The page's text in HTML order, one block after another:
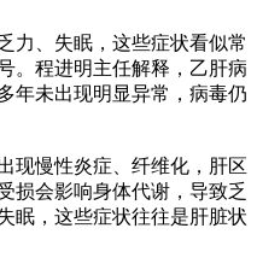
、失眠，这些症状看似常
。程进明主任解释，乙肝病
年未出现明显异常，病毒仍
慢性炎症、纤维化，肝区
损会影响身体代谢，导致乏
眠，这些症状往往是肝脏状